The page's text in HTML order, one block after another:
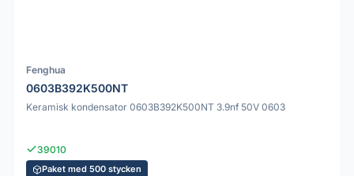
Fenghua
0603B392K500NT
Keramisk kondensator 0603B392K500NT 3.9nf 50V 0603
39010
Paket med 500 stycken